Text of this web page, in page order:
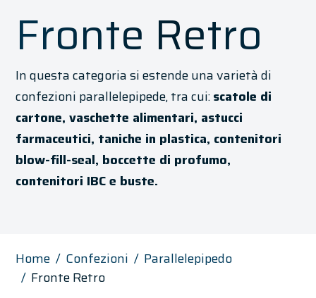
Fronte Retro
In questa categoria si estende una varietà di
confezioni parallelepipede, tra cui:scatole di
cartone, vaschette alimentari, astucci
farmaceutici, taniche in plastica, contenitori
blow-fill-seal, boccette di profumo,
contenitori IBC e buste.
Home Confezioni
Parallelepipedo
Fronte Retro